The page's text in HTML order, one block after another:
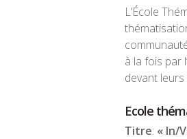
L’École
à la fois par
devant
Ecole
Titre: « In/